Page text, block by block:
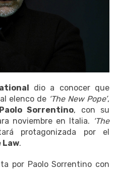
dio a conocer que
elenco de ‘The New Pope’,
Paolo Sorrentino, con su
noviembre en Italia. ‘The
protagonizada por el
Law.
por Paolo Sorrentino con